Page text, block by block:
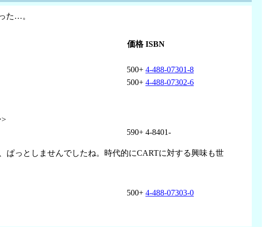
た…。
価格 ISBN
500+ 4-488-07301-8
500+ 4-488-07302-6
>
590+ 4-8401-
っとしませんでしたね。時代的にCARTに対する興味も世
500+ 4-488-07303-0